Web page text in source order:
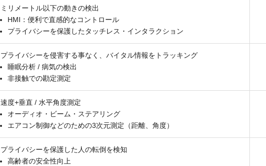
ミリメートル以下の動きの検出
HMI：便利で直感的なコントロール
プライバシーを保護したタッチレス・インタラクション
プライバシーを侵害する事なく、バイタル情報をトラッキング
睡眠分析 / 病気の検出
非接触での勘定測定
速度+垂直 / 水平角度測定
オーディオ・ビーム・ステアリング
エアコン制御などのための3次元測定（距離、角度）
プライバシーを保護した人の転倒を検知
高齢者の安全性向上